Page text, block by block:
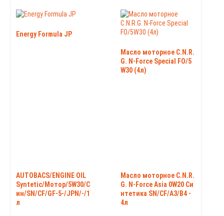
Energy Formula JP
Масло моторное C.N.R.
G. N-Force Special FO/5
W30 (4л)
AUTOBACS/ENGINE OIL
Syntetic/Мотор/5W30/С
ин/SN/CF/GF-5-/JPN/-/1
л
Масло моторное C.N.R.
G. N-Force Аsia 0W20 Си
нтетика SN/CF/A3/B4 -
4л